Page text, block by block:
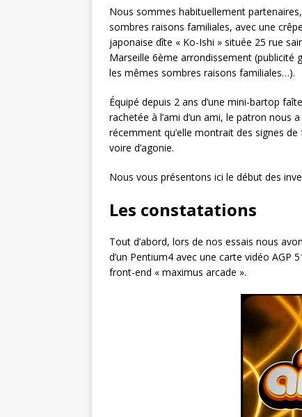
Nous sommes habituellement
sombres raisons familiales, avec une
japonaise dîte « Ko-Ishi » située 25 rue
Marseille 6ème arrondissement (publicité
les mêmes sombres raisons familiales…).
Équipé depuis 2 ans d’une mini-bartop
rachetée à l’ami d’un ami, le patron nous
récemment qu’elle montrait des signes de
voire d’agonie.
Nous vous présentons ici le début des
Les constatations
Tout d’abord, lors de nos essais nous
d’un Pentium4 avec une carte vidéo AGP
front-end « maximus arcade ».